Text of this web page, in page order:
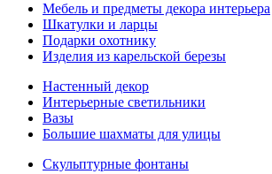
Мебель и предметы декора интерьера
Шкатулки и ларцы
Подарки охотнику
Изделия из карельской березы
Настенный декор
Интерьерные светильники
Вазы
Большие шахматы для улицы
Скульптурные фонтаны